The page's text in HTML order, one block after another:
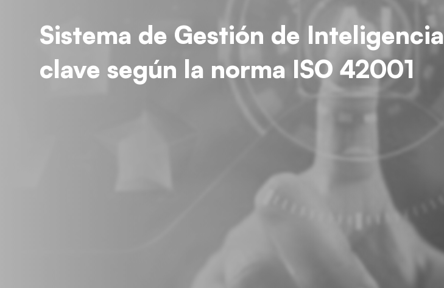
Sistema de Gestión de
clave según la norma ISO 42001